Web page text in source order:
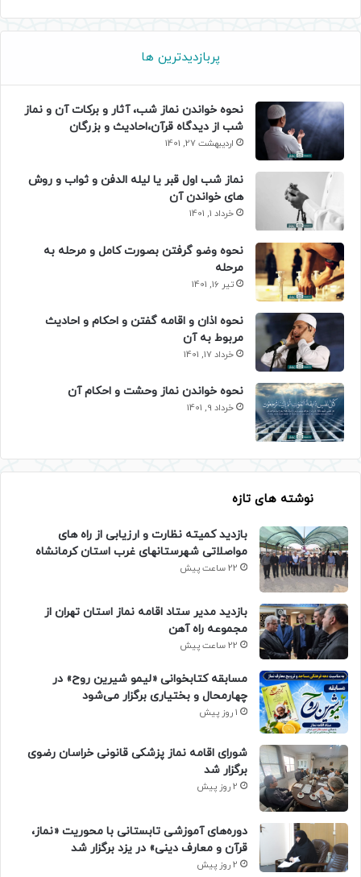
پربازدیدترین ها
نحوه خواندن نماز شب، آثار و برکات آن و نماز
شب از دیدگاه قرآن،احادیث و بزرگان
اردیبهشت 27, 1401
نماز شب اول قبر یا لیله الدفن و ثواب و روش
های خواندن آن
خرداد 1, 1401
نحوه وضو گرفتن بصورت کامل و مرحله به
مرحله
تیر 16, 1401
نحوه اذان و اقامه گفتن و احکام و احادیث
مربوط به آن
خرداد 17, 1401
نحوه خواندن نماز وحشت و احکام آن
خرداد 9, 1401
نوشته های تازه
بازدید کمیته نظارت و ارزیابی از راه های
مواصلاتی شهرستانهای غرب استان کرمانشاه
22 ساعت پیش
بازدید مدیر ستاد اقامه نماز استان تهران از
مجموعه راه آهن
22 ساعت پیش
مسابقه کتابخوانی «لیمو شیرین روح» در
چهارمحال و بختیاری برگزار می‌شود
1 روز پیش
شورای اقامه نماز پزشکی قانونی خراسان رضوی
برگزار شد
2 روز پیش
دوره‌های آموزشی تابستانی با محوریت «نماز،
قرآن و معارف دینی» در یزد برگزار شد
2 روز پیش